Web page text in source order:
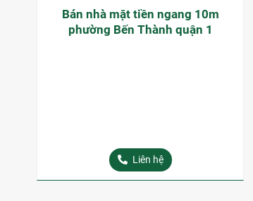
Liên hệ